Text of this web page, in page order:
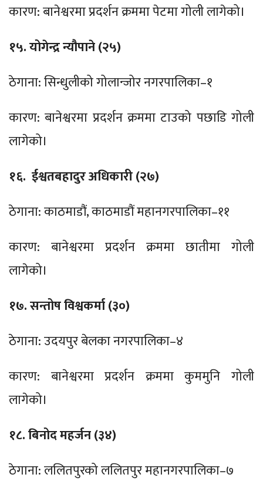
कारण: बानेश्वरमा प्रदर्शन क्रममा पेटमा गोली लागेको।
१५. योगेन्द्र न्यौपाने (२५)
ठेगाना: सिन्धुलीको गोलान्जोर नगरपालिका–१
कारण: बानेश्वरमा प्रदर्शन क्रममा टाउको पछाडि गोली
लागेको।
१६. ईश्वतबहादुर अधिकारी (२७)
ठेगाना: काठमाडौं, काठमाडौं महानगरपालिका–११
कारण: बानेश्वरमा प्रदर्शन क्रममा छातीमा गोली
लागेको।
१७. सन्तोष विश्वकर्मा (३०)
ठेगाना: उदयपुर बेलका नगरपालिका–४
कारण: बानेश्वरमा प्रदर्शन क्रममा कुममुनि गोली
लागेको।
१८. बिनोद महर्जन (३४)
ठेगाना: ललितपुरको ललितपुर महानगरपालिका–७